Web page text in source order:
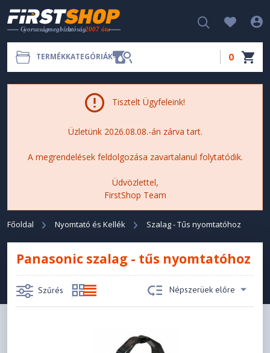
TERMÉKKATEGÓRIÁK 0
Tisztelt Ügyfeleink!
Üzletünk 2026.08.08.-án zárva tart.
A megrendelések feldolgozása zavartalanul folytatódik.
Üdvözlettel,
FirstShop Team
Főoldal Nyomtató és Kellék Szalag - Tűs nyomtatóhoz
Panasonic szalag - tűs nyomtatóhoz
Szűrés Népszerüek előre